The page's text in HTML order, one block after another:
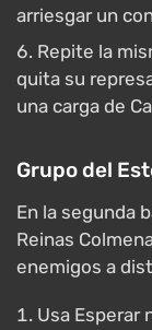
arriesgar un
Repite la
quita su
una carga de
Grupo del
En la segunda
Reinas
enemigos a
Usa Esperar